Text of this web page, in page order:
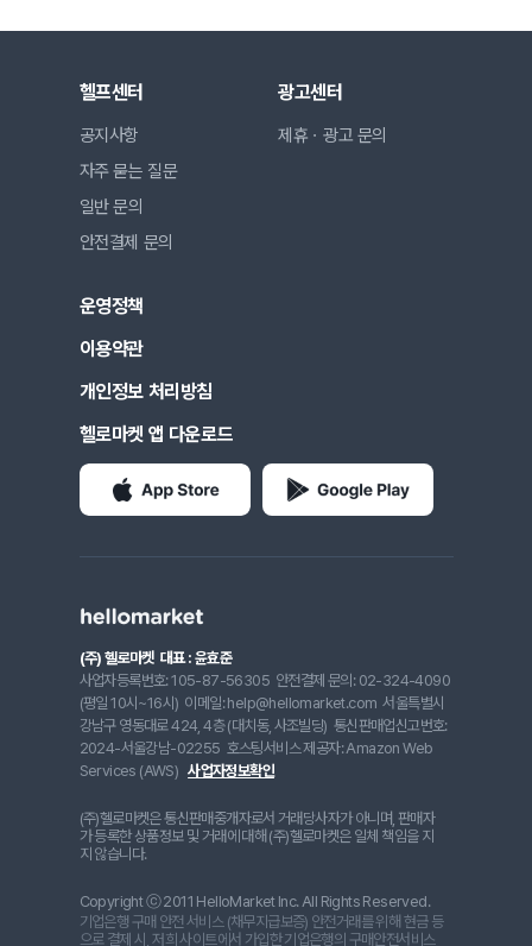
헬프센터
공지사항
자주 묻는 질문
일반 문의
안전결제 문의
광고센터
제휴ㆍ광고 문의
운영정책
이용약관
개인정보 처리방침
헬로마켓 앱 다운로드
(주) 헬로마켓 대표 : 윤효준
사업자등록번호: 105-87-56305 안전결제 문의: 02-324-4090
(평일 10시~16시) 이메일: help@hellomarket.com 서울특별시
강남구 영동대로 424, 4층 (대치동, 사조빌딩) 통신판매업신고번호:
2024-서울강남-02255 호스팅서비스 제공자: Amazon Web
Services (AWS) 사업자정보확인
(주)헬로마켓은 통신판매중개자로서 거래당사자가 아니며, 판매자
가 등록한 상품정보 및 거래에 대해 (주)헬로마켓은 일체 책임을 지
지 않습니다.
Copyright ⓒ 2011 HelloMarket Inc. All Rights Reserved.
기업은행 구매 안전 서비스 (채무지급보증) 안전거래를 위해 현금 등
으로 결제 시, 저희 사이트에서 가입한 기업은행의 구매안전서비스